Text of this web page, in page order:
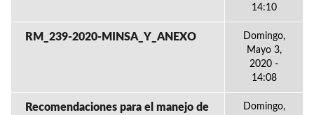
14:10
RM_239-2020-MINSA_Y_ANEXO
Domingo,
Mayo 3,
2020 -
14:08
Recomendaciones para el manejo de
Domingo,